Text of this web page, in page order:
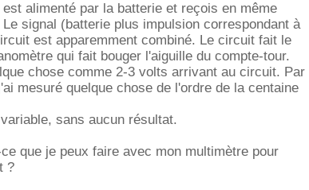
alimenté par la batterie et reçois en même
signal (batterie plus impulsion correspondant à
est apparemment combiné. Le circuit fait le
qui fait bouger l'aiguille du compte-tour.
chose comme 2-3 volts arrivant au circuit. Par
mesuré quelque chose de l'ordre de la centaine
sans aucun résultat.
que je peux faire avec mon multimètre pour
?